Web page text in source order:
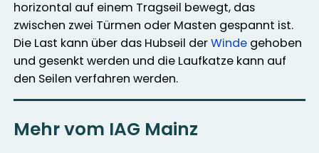
horizontal auf einem Tragseil bewegt, das
zwischen zwei Türmen oder Masten gespannt ist.
Die Last kann über das Hubseil derWinde gehoben
und gesenkt werden und die Laufkatze kann auf
den Seilen verfahren werden.
Mehr vom IAG Mainz